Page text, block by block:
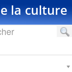
la culture